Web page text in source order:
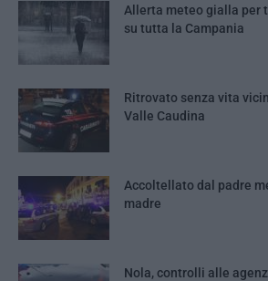
Allerta meteo gialla per
su tutta la Campania
Ritrovato senza vita
Valle Caudina
Accoltellato dal padre
madre
Nola, controlli alle